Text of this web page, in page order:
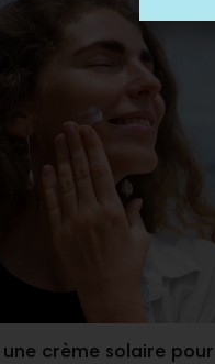
crème solaire pour